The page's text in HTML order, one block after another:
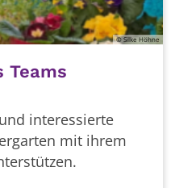
© Silke Höhne
Teams
interessierte
mit ihrem